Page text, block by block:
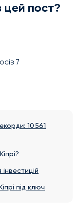
цей пост?
7
10 561
під ключ